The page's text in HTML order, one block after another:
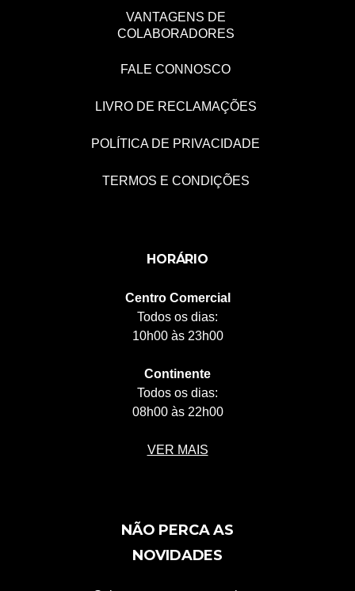
VANTAGENS DE
COLABORADORES
FALE CONNOSCO
LIVRO DE RECLAMAÇÕES
POLÍTICA DE PRIVACIDADE
TERMOS E CONDIÇÕES
HORÁRIO
Centro Comercial
Todos os dias:
10h00 às 23h00
Continente
Todos os dias:
08h00 às 22h00
VER MAIS
NÃO PERCA AS
NOVIDADES